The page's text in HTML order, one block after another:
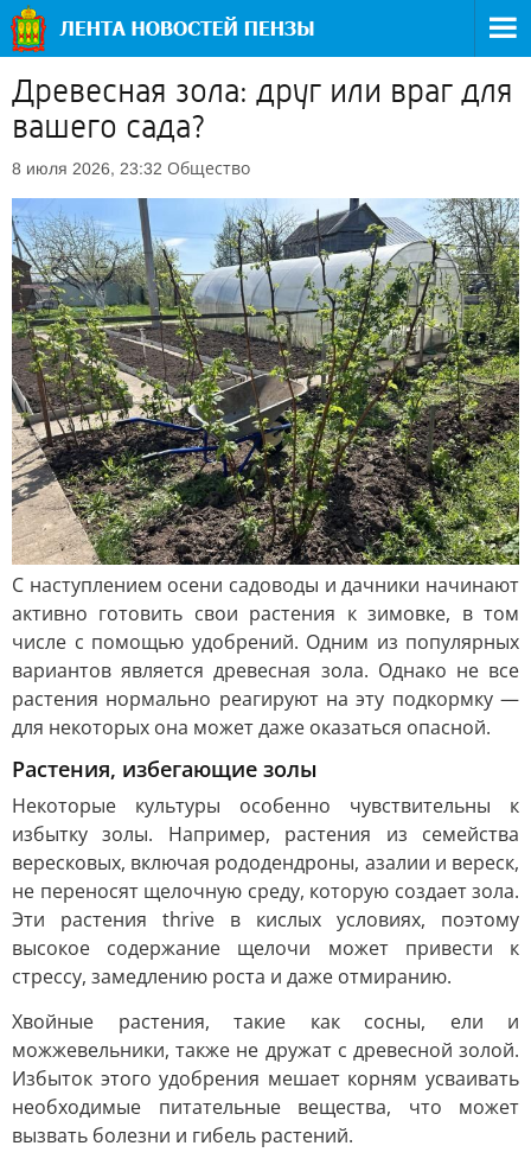
Древесная зола: друг или враг для
вашего сада?
8 июля 2026, 23:32 Общество
С наступлением осени садоводы и дачники начинают
активно готовить свои растения к зимовке, в том
числе с помощью удобрений. Одним из популярных
вариантов является древесная зола. Однако не все
растения нормально реагируют на эту подкормку —
для некоторых она может даже оказаться опасной.
Растения, избегающие золы
Некоторые культуры особенно чувствительны к
избытку золы. Например, растения из семейства
вересковых, включая рододендроны, азалии и вереск,
не переносят щелочную среду, которую создает зола.
Эти растения thrive в кислых условиях, поэтому
высокое содержание щелочи может привести к
стрессу, замедлению роста и даже отмиранию.
Хвойные растения, такие как сосны, ели и
можжевельники, также не дружат с древесной золой.
Избыток этого удобрения мешает корням усваивать
необходимые питательные вещества, что может
вызвать болезни и гибель растений.